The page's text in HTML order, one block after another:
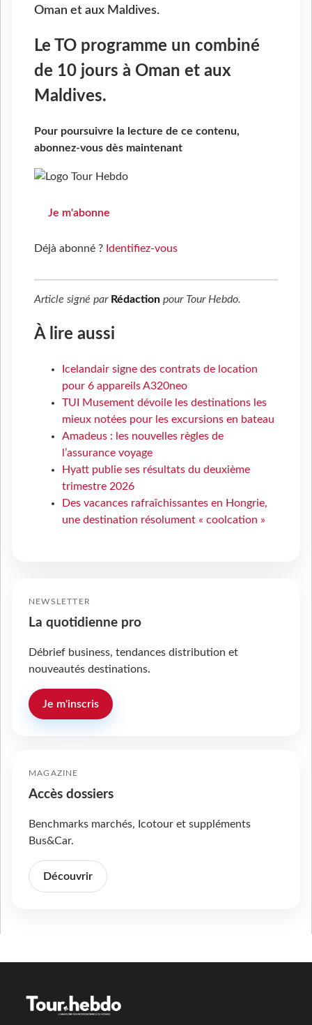
Oman et aux Maldives.
Le TO programme un combiné
de 10 jours à Oman et aux
Maldives.
Pour poursuivre la lecture de ce contenu,
abonnez-vous dès maintenant
Je m'abonne
Déjà abonné ? Identifiez-vous
Article signé par Rédaction pour Tour Hebdo.
À lire aussi
Icelandair signe des contrats de location
pour 6 appareils A320neo
TUI Musement dévoile les destinations les
mieux notées pour les excursions en bateau
Amadeus : les nouvelles règles de
l’assurance voyage
Hyatt publie ses résultats du deuxième
trimestre 2026
Des vacances rafraîchissantes en Hongrie,
une destination résolument « coolcation »
NEWSLETTER
La quotidienne pro
Débrief business, tendances distribution et
nouveautés destinations.
Je m'inscris
MAGAZINE
Accès dossiers
Benchmarks marchés, Icotour et suppléments
Bus&Car.
Découvrir